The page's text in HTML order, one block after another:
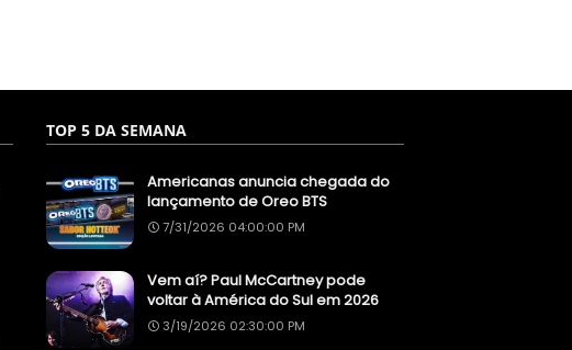
TOP 5 DA SEMANA
Americanas anuncia chegada do
lançamento de Oreo BTS
7/31/2026 04:00:00 PM
Vem aí? Paul McCartney pode
voltar à América do Sul em 2026
3/19/2026 02:30:00 PM